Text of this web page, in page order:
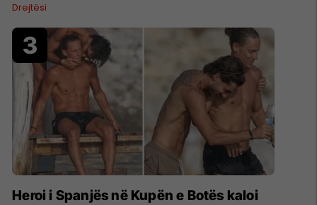
Drejtësi
Heroi i Spanjës në Kupën e Botës kaloi